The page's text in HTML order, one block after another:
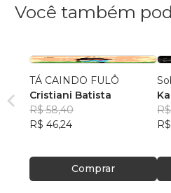
Você também
TÁ CAINDO FULÔ
Cristiani Batista
R$ 58,40
R$ 46,24
Comprar